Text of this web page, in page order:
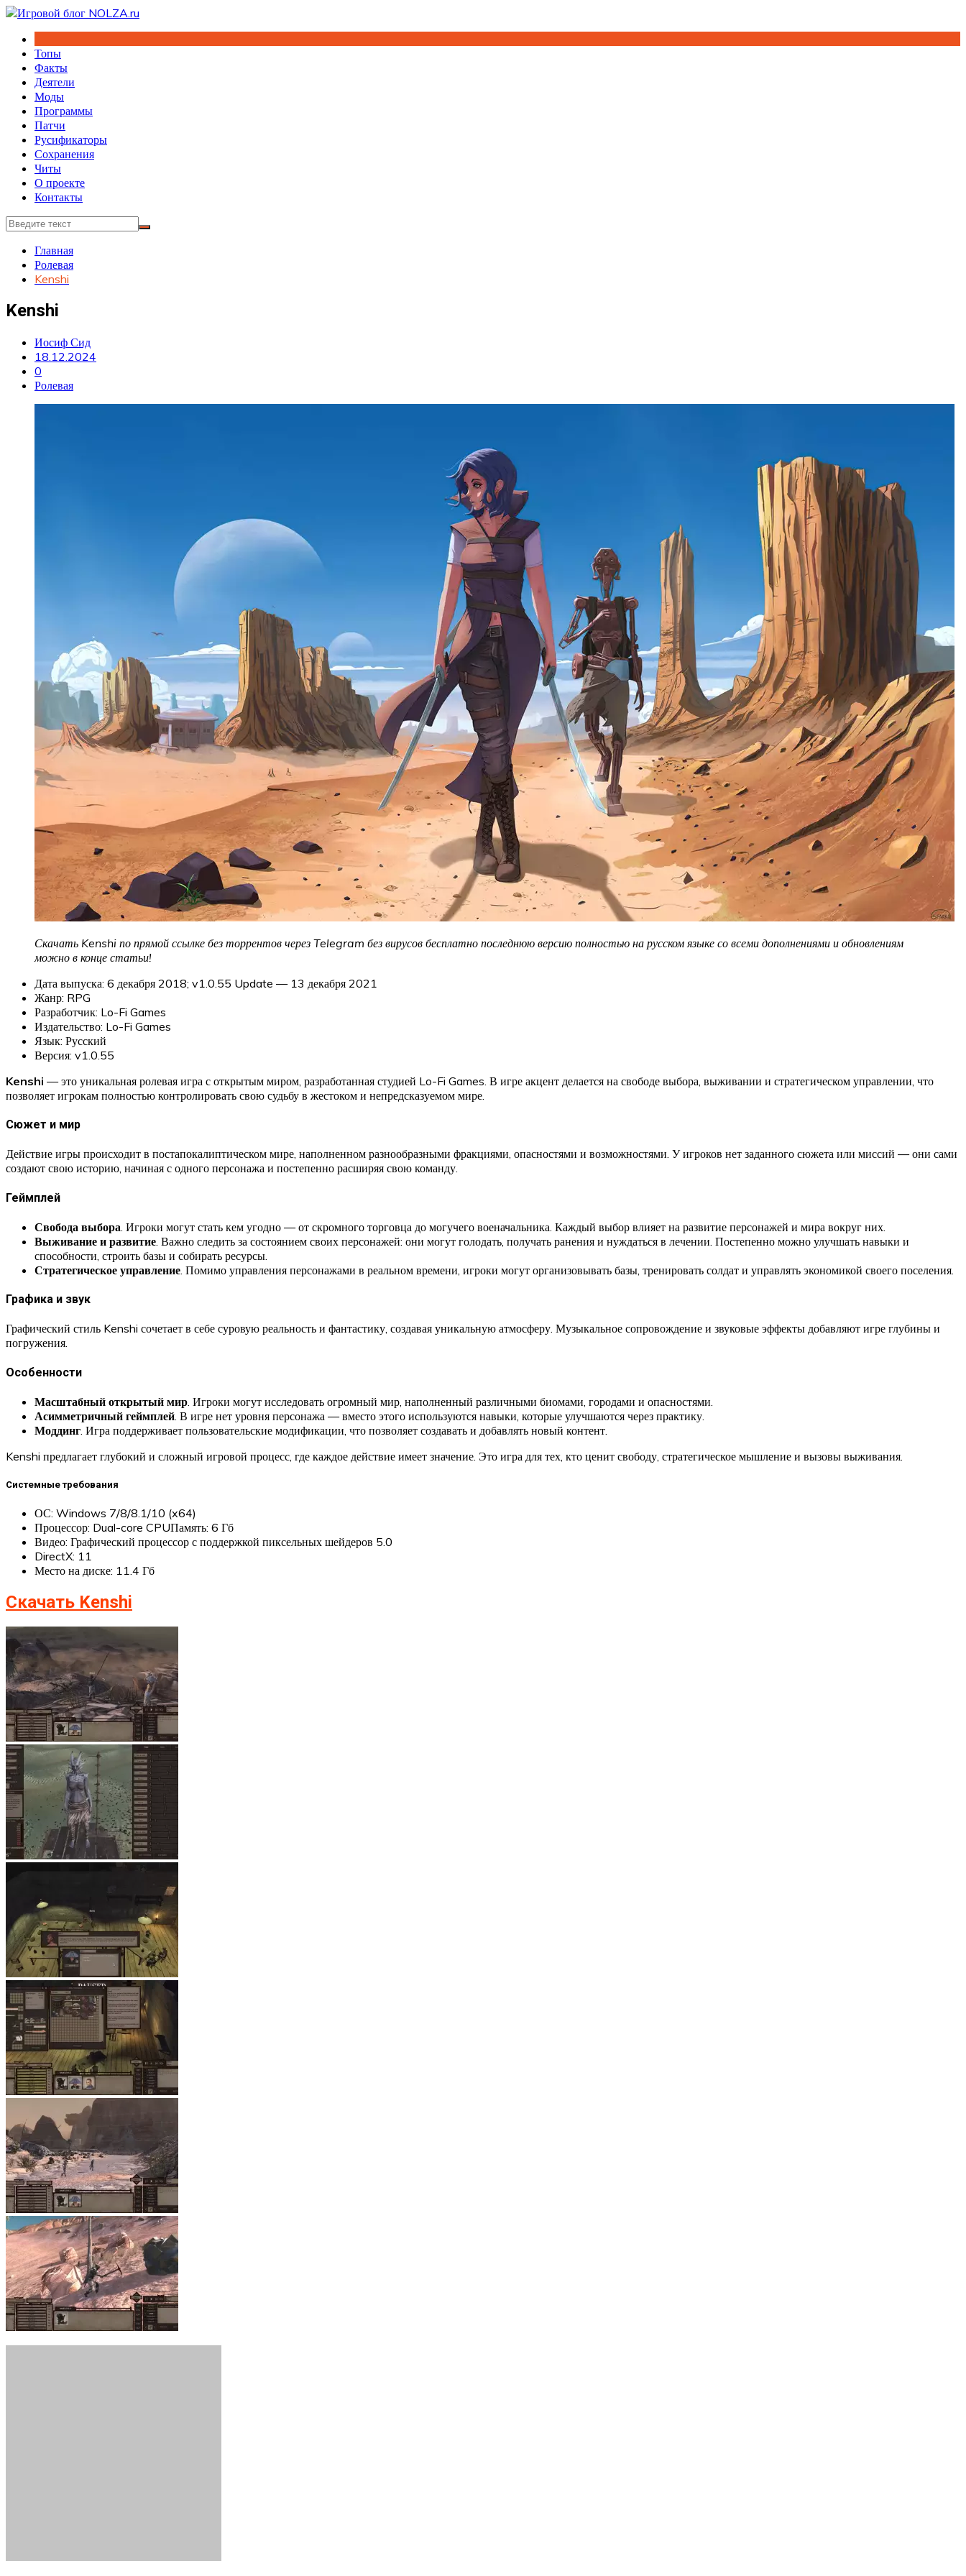
Перейти
содержимому
Топы
Факты
Деятели
Моды
Программы
Патчи
Русификаторы
Сохранения
Читы
О проекте
Контакты
Главная
Ролевая
Kenshi
Kenshi
Иосиф Сид
18.12.2024
0
Ролевая
Скачать Kenshi по прямой ссылке без торрентов через Telegram без вирусов бесплатно последнюю версию полностью на русском языке со всеми дополнениями и обновлениям
можно в конце статьи!
Дата выпуска: 6 декабря 2018; v1.0.55 Update — 13 декабря 2021
Жанр: RPG
Разработчик: Lo-Fi Games
Издательство: Lo-Fi Games
Язык: Русский
Версия: v1.0.55
Kenshi — это уникальная ролевая игра с открытым миром, разработанная студией Lo-Fi Games. В игре акцент делается на свободе выбора, выживании и стратегическом управлении, что
позволяет игрокам полностью контролировать свою судьбу в жестоком и непредсказуемом мире.
Сюжет и мир
Действие игры происходит в постапокалиптическом мире, наполненном разнообразными фракциями, опасностями и возможностями. У игроков нет заданного сюжета или миссий — они сами
создают свою историю, начиная с одного персонажа и постепенно расширяя свою команду.
Геймплей
Свобода выбора . Игроки могут стать кем угодно — от скромного торговца до могучего военачальника. Каждый выбор влияет на развитие персонажей и мира вокруг них.
Выживание и развитие . Важно следить за состоянием своих персонажей: они могут голодать, получать ранения и нуждаться в лечении. Постепенно можно улучшать навыки и
способности, строить базы и собирать ресурсы.
Стратегическое управление . Помимо управления персонажами в реальном времени, игроки могут организовывать базы, тренировать солдат и управлять экономикой своего поселения.
Графика и звук
Графический стиль Kenshi сочетает в себе суровую реальность и фантастику, создавая уникальную атмосферу. Музыкальное сопровождение и звуковые эффекты добавляют игре глубины и
погружения.
Особенности
Масштабный открытый мир . Игроки могут исследовать огромный мир, наполненный различными биомами, городами и опасностями.
Асимметричный геймплей . В игре нет уровня персонажа — вместо этого используются навыки, которые улучшаются через практику.
Моддинг . Игра поддерживает пользовательские модификации, что позволяет создавать и добавлять новый контент.
Kenshi предлагает глубокий и сложный игровой процесс, где каждое действие имеет значение. Это игра для тех, кто ценит свободу, стратегическое мышление и вызовы выживания.
Системные требования
ОС: Windows 7/8/8.1/10 (x64)
Процессор: Dual-core CPUПамять: 6 Гб
Видео: Графический процессор с поддержкой пиксельных шейдеров 5.0
DirectX: 11
Место на диске: 11.4 Гб
Скачать Kenshi